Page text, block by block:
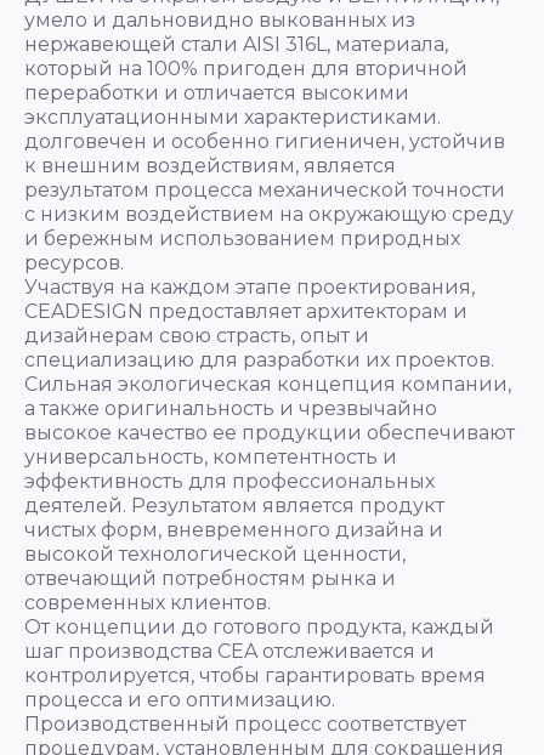
умело и дальновидно выкованных из
нержавеющей стали AISI 316L, материала,
который на 100% пригоден для вторичной
переработки и отличается высокими
эксплуатационными характеристиками.
долговечен и особенно гигиеничен, устойчив
к внешним воздействиям, является
результатом процесса механической точности
с низким воздействием на окружающую среду
и бережным использованием природных
ресурсов.
Участвуя на каждом этапе проектирования,
CEADESIGN предоставляет архитекторам и
дизайнерам свою страсть, опыт и
специализацию для разработки их проектов.
Сильная экологическая концепция компании,
а также оригинальность и чрезвычайно
высокое качество ее продукции обеспечивают
универсальность, компетентность и
эффективность для профессиональных
деятелей. Результатом является продукт
чистых форм, вневременного дизайна и
высокой технологической ценности,
отвечающий потребностям рынка и
современных клиентов.
От концепции до готового продукта, каждый
шаг производства CEA отслеживается и
контролируется, чтобы гарантировать время
процесса и его оптимизацию.
Производственный процесс соответствует
процедурам, установленным для сокращения